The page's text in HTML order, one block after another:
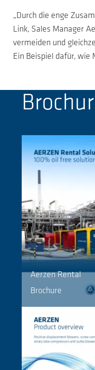
„Durch die enge
Link, Sales Manager
vermeiden und
Ein Beispiel dafür, wie
Aerzen Rental
Brochure